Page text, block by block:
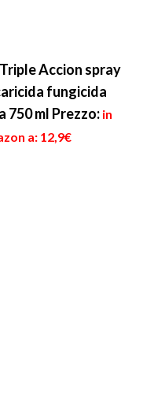
Accion spray
fungicida
750 ml Prezzo: in
a: 12,9€